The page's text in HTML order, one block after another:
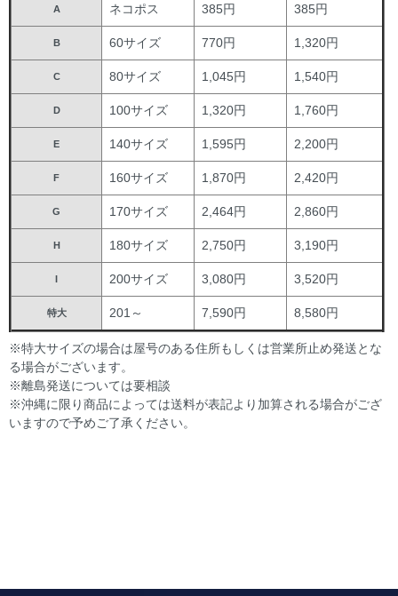
A ネコポス 385円 385円
B 60サイズ 770円 1,320円
C 80サイズ 1,045円 1,540円
D 100サイズ 1,320円 1,760円
E 140サイズ 1,595円 2,200円
F 160サイズ 1,870円 2,420円
G 170サイズ 2,464円 2,860円
H 180サイズ 2,750円 3,190円
I 200サイズ 3,080円 3,520円
特大 201～ 7,590円 8,580円
※特大サイズの場合は屋号のある住所もしくは営業所止め発送とな
る場合がございます。
※離島発送については要相談
※沖縄に限り商品によっては送料が表記より加算される場合がござ
いますので予めご了承ください。